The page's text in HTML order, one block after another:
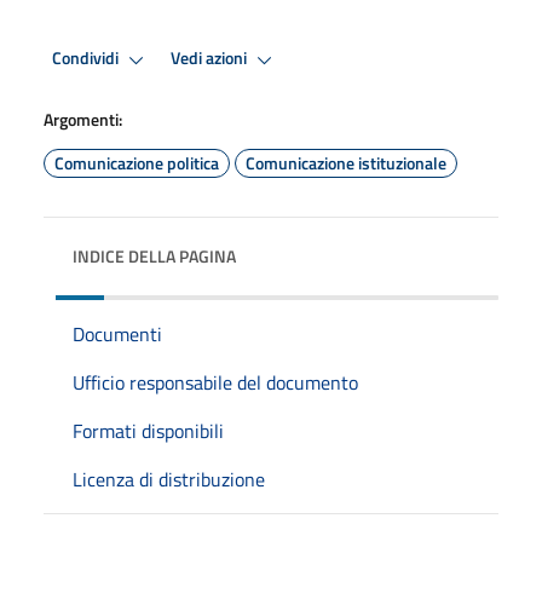
Condividi Vedi azioni
Argomenti:
Comunicazione politica
Comunicazione istituzionale
INDICE DELLA PAGINA
Documenti
Ufficio responsabile del documento
Formati disponibili
Licenza di distribuzione